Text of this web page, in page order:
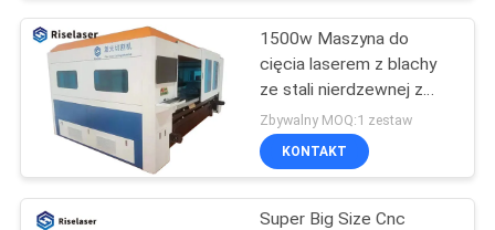
POLICY
Maszyna do
znakowania
laserowego włókien
221
1500w Maszyna do
cięcia laserem z blachy
ze stali nierdzewnej z
platformą wymiany
Exchange
Zbywalny MOQ:1 zestaw
KONTAKT
Super Big Size Cnc